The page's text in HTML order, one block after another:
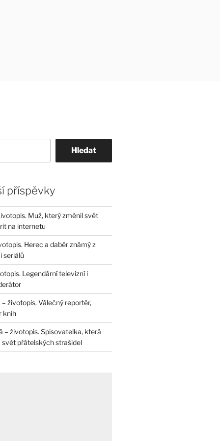
Hledat
příspěvky
Muž, který změnil svět
na internetu
Herec a dabér známý z
seriálů
Legendární televizní i
životopis. Válečný reportér,
knih
– životopis. Spisovatelka, která
přátelských strašidel